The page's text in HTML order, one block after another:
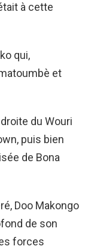
à cette
qui,
et
du Wouri
puis bien
de Bona
Doo Makongo
de son
forces